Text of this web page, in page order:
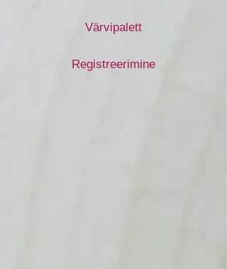
Värvipalett
Registreerimine